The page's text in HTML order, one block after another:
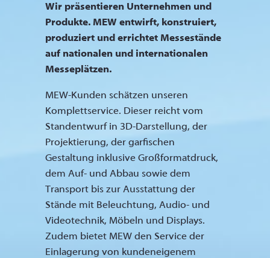
Wir präsentieren Unternehmen und
Produkte. MEW entwirft, konstruiert,
produziert und errichtet Messestände
auf nationalen und internationalen
Messeplätzen.
MEW-Kunden schätzen unseren
Komplettservice. Dieser reicht vom
Standentwurf in 3D-Darstellung, der
Projektierung, der garfischen
Gestaltung inklusive Großformatdruck,
dem Auf- und Abbau sowie dem
Transport bis zur Ausstattung der
Stände mit Beleuchtung, Audio- und
Videotechnik, Möbeln und Displays.
Zudem bietet MEW den Service der
Einlagerung von kundeneigenem